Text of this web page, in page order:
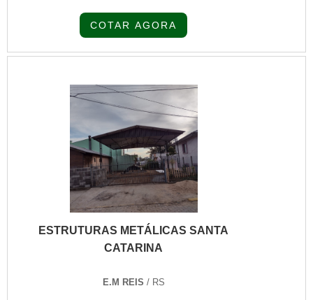
com a necessidade do cliente levando em
COTAR AGORA
ESTRUTURAS METÁLICAS SANTA
CATARINA
E.M REIS / RS